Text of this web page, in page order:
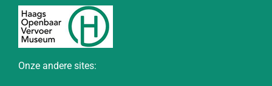
Onze andere sites: